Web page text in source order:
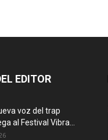
EDITOR
voz del trap
al Festival Vibra...